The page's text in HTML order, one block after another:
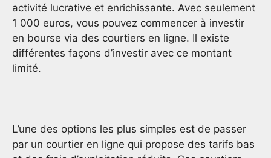
activité lucrative et enrichissante. Avec seulement
1 000 euros, vous pouvez commencer à investir
en bourse via des courtiers en ligne. Il existe
différentes façons d’investir avec ce montant
limité.
L’une des options les plus simples est de passer
par un courtier en ligne qui propose des tarifs bas